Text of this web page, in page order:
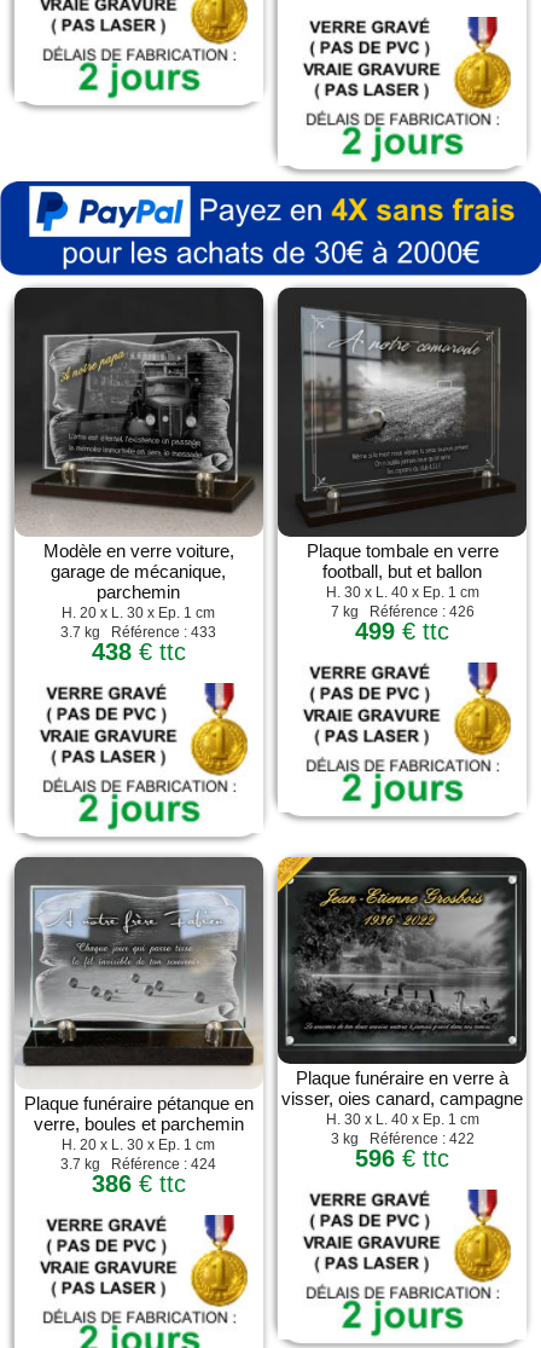
Modèle en verre voiture,
garage de mécanique,
parchemin
H. 20 x L. 30 x Ep. 1 cm
3.7 kg Référence : 433
438€ ttc
Plaque tombale en verre
football, but et ballon
H. 30 x L. 40 x Ep. 1 cm
7 kg Référence : 426
499 € ttc
Plaque funéraire pétanque en
verre, boules et parchemin
H. 20 x L. 30 x Ep. 1 cm
3.7 kg Référence : 424
386€ ttc
Plaque funéraire en verre à
visser, oies canard, campagne
H. 30 x L. 40 x Ep. 1 cm
3 kg Référence : 422
596 € ttc